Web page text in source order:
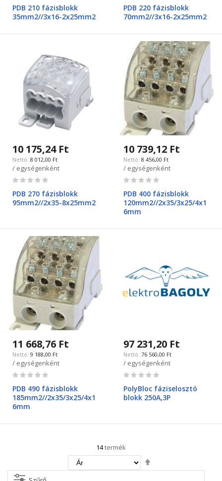
PDB 210 fázisblokk
35mm2//3x16-2x25mm2
PDB 220 fázisblokk
70mm2//3x16-2x25mm2
10 175,24 Ft
8 012,00 Ft
/ egységenként
Rating:
PDB 270 fázisblokk
95mm2//2x35-8x25mm2
10 739,12 Ft
8 456,00 Ft
/ egységenként
Rating:
PDB 400 fázisblokk
120mm2//2x35/3x25/4x1
6mm
11 668,76 Ft
9 188,00 Ft
/ egységenként
Rating:
PDB 490 fázisblokk
185mm2//2x35/3x25/4x1
6mm
97 231,20 Ft
76 560,00 Ft
/ egységenként
Rating:
PolyBloc fáziselosztó
blokk 250A,3P
14termék
irány